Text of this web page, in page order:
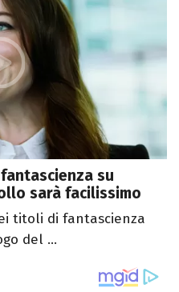
su
sarà facilissimo
titoli di fantascienza
del ...